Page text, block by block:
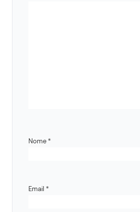
Nome *
Email *